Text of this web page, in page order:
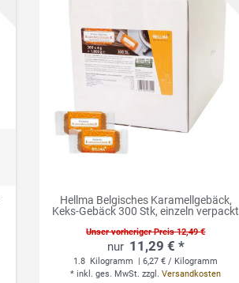
Hellma Belgisches Karamellgebäck,
Keks-Gebäck 300 Stk, einzeln verpackt
Unser vorheriger Preis 12,49 €
11,29 € *
1.8 Kilogramm
| 6,27 € / Kilogramm
*inkl. ges. MwSt. zzgl.Versandkosten